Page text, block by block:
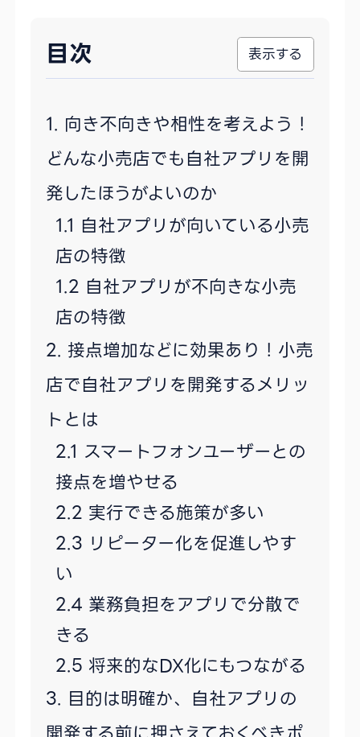
目次
向き不向きや相性を考えよう！
どんな小売店でも自社アプリを開
発したほうがよいのか
自社アプリが向いている小売
店の特徴
自社アプリが不向きな小売
店の特徴
接点増加などに効果あり！小売
店で自社アプリを開発するメリッ
トとは
スマートフォンユーザーとの
接点を増やせる
実行できる施策が多い
リピーター化を促進しやす
い
業務負担をアプリで分散で
きる
将来的なDX化にもつながる
目的は明確か、自社アプリの